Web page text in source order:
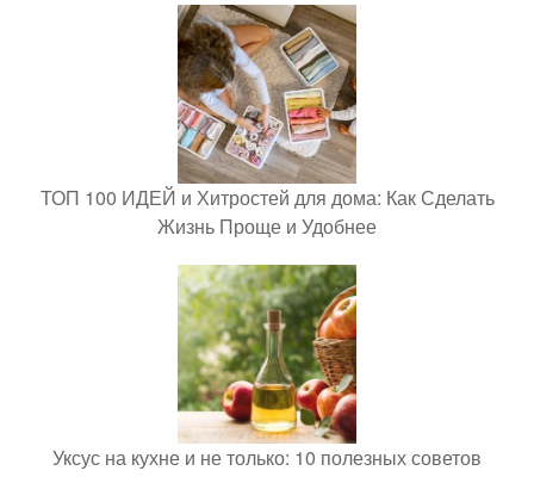
ТОП 100 ИДЕЙ и Хитростей для дома: Как Сделать
Жизнь Проще и Удобнее
Уксус на кухне и не только: 10 полезных советов